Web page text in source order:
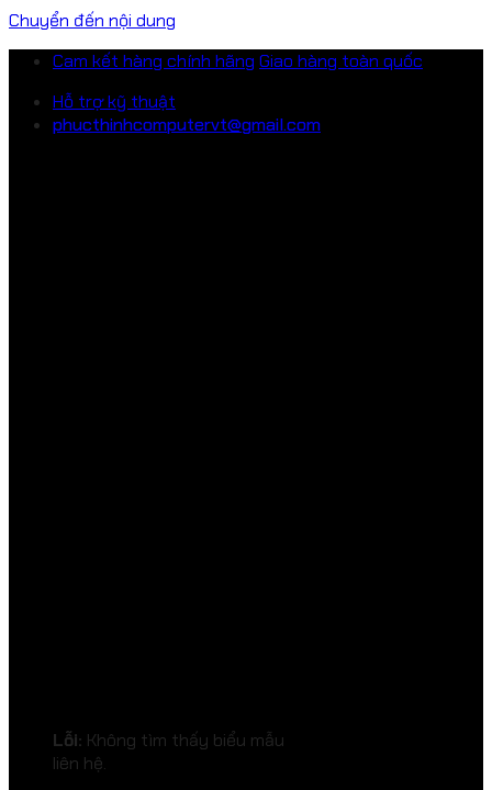
Chuyển đến nội dung
Cam kết hàng chính hãng Giao hàng toàn quốc
Hỗ trợ kỹ thuật
phucthinhcomputervt@gmail.com
Lỗi: Không tìm thấy biểu mẫu
liên hệ.